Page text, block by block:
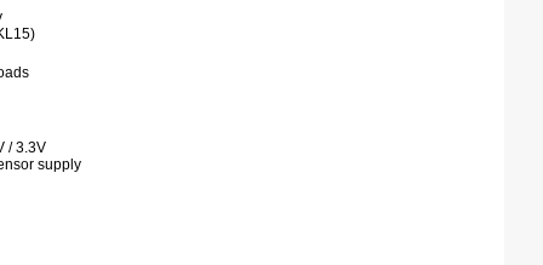
/ 3.3V
supply